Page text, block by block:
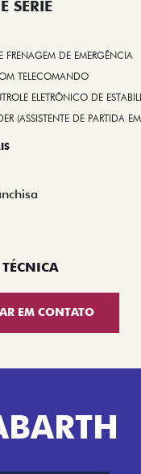
SÉRIE
FRENAGEM DE EMERGÊNCIA
TELECOMANDO
ELETRÔNICO DE
(ASSISTENTE DE PARTIDA
EM CONTATO